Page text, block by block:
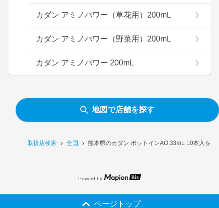
取扱店検索 全国 熊本県のカダン ポットインAO 33mL 10本入を扱
カダン アミノパワー（草花用）200mL
カダン アミノパワー（野菜用）200mL
カダン アミノパワー 200mL
地図で店舗を探す
Powerd by
ページトップ